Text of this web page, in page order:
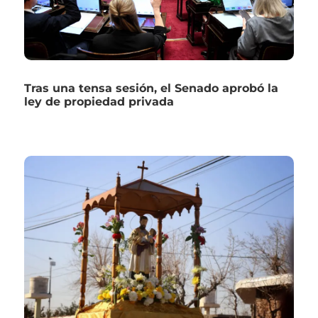
Tras una tensa sesión, el Senado aprobó la
ley de propiedad privada